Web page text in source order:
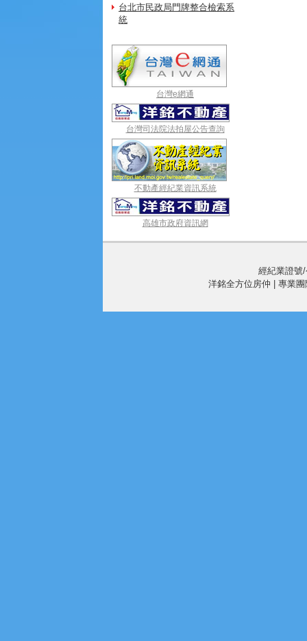
台北市民政局門牌整合檢索系
統
台灣e網通
台灣司法院法拍屋公告查詢
不動產經紀業資訊系統
高雄市政府資訊網
經紀業證
洋銘全方位房仲 | 專業